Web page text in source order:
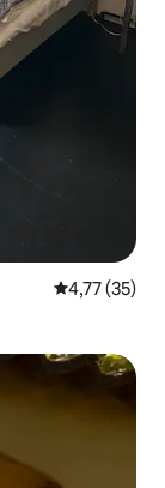
Μέση
4,77 (35)